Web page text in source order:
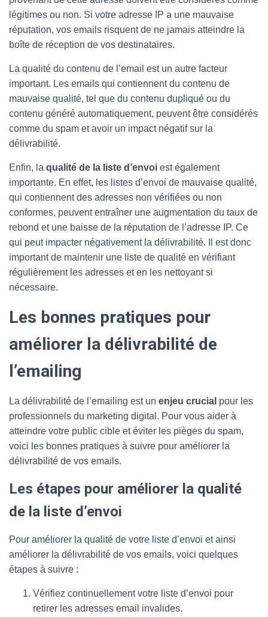
légitimes ou non. Si votre adresse IP a une mauvaise
réputation, vos emails risquent de ne jamais atteindre la
boîte de réception de vos destinataires.
La qualité du contenu de l’email est un autre facteur
important. Les emails qui contiennent du contenu de
mauvaise qualité, tel que du contenu dupliqué ou du
contenu généré automatiquement, peuvent être considérés
comme du spam et avoir un impact négatif sur la
délivrabilité.
Enfin, la qualité de la liste d’envoi est également
importante. En effet, les listes d’envoi de mauvaise qualité,
qui contiennent des adresses non vérifiées ou non
conformes, peuvent entraîner une augmentation du taux de
rebond et une baisse de la réputation de l’adresse IP. Ce
qui peut impacter négativement la délivrabilité. Il est donc
important de maintenir une liste de qualité en vérifiant
régulièrement les adresses et en les nettoyant si
nécessaire.
Les bonnes pratiques pour
améliorer la délivrabilité de
l’emailing
La délivrabilité de l’emailing est un enjeu crucial pour les
professionnels du marketing digital. Pour vous aider à
atteindre votre public cible et éviter les pièges du spam,
voici les bonnes pratiques à suivre pour améliorer la
délivrabilité de vos emails.
Les étapes pour améliorer la qualité
de la liste d’envoi
Pour améliorer la qualité de votre liste d’envoi et ainsi
améliorer la délivrabilité de vos emails, voici quelques
étapes à suivre :
Vérifiez continuellement votre liste d’envoi pour
retirer les adresses email invalides.